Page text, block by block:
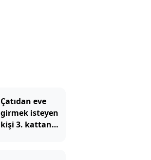
Çatıdan eve
girmek isteyen
kişi 3. kattan